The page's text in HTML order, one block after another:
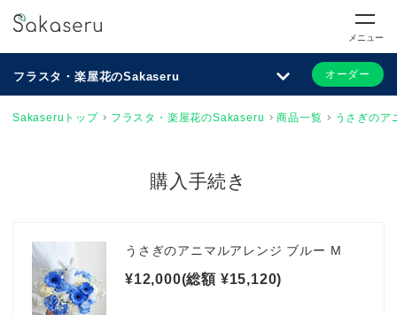
メニュー
フラスタ・楽屋花のSakaseru オーダー
Sakaseruトップ フラスタ・楽屋花のSakaseru 商品一覧 うさぎのア
購入手続き
うさぎのアニマルアレンジ ブルー M
¥12,000(総額 ¥15,120)